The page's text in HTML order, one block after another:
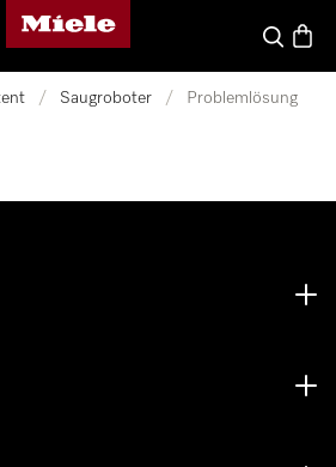
Miele-Homepage
Suche
/ Saugroboter / Problemlösung